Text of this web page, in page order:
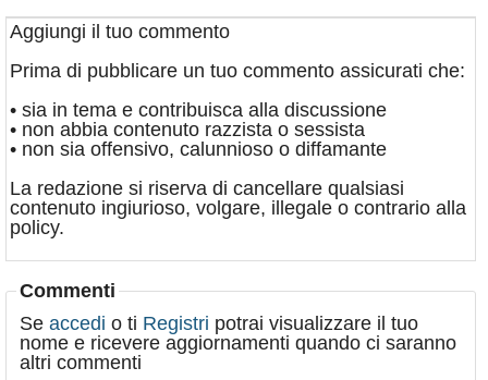
Aggiungi il tuo commento
Prima di pubblicare un tuo commento assicurati che:
• sia in tema e contribuisca alla discussione
• non abbia contenuto razzista o sessista
• non sia offensivo, calunnioso o diffamante
La redazione si riserva di cancellare qualsiasi
contenuto ingiurioso, volgare, illegale o contrario alla
policy.
Commenti
Se accedi o ti Registri potrai visualizzare il tuo
nome e ricevere aggiornamenti quando ci saranno
altri commenti